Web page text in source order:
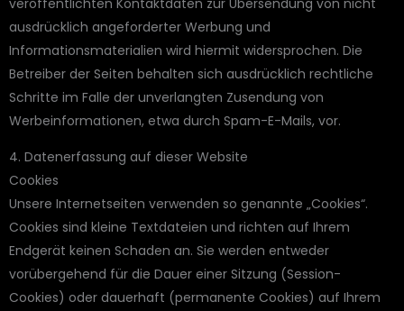
veröffentlichten Kontaktdaten zur Übersendung von nicht
ausdrücklich angeforderter Werbung und
Informationsmaterialien wird hiermit widersprochen. Die
Betreiber der Seiten behalten sich ausdrücklich rechtliche
Schritte im Falle der unverlangten Zusendung von
Werbeinformationen, etwa durch Spam-E-Mails, vor.
4. Datenerfassung auf dieser Website
Cookies
Unsere Internetseiten verwenden so genannte „Cookies“.
Cookies sind kleine Textdateien und richten auf Ihrem
Endgerät keinen Schaden an. Sie werden entweder
vorübergehend für die Dauer einer Sitzung (Session-
Cookies) oder dauerhaft (permanente Cookies) auf Ihrem